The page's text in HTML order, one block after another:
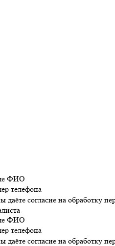
ФИО
телефона
согласие на обработку
ФИО
телефона
согласие на обработку